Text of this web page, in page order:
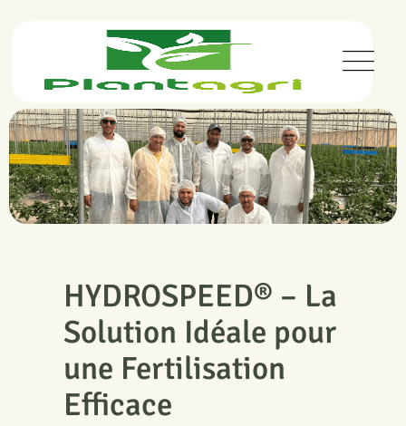
HYDROSPEED® – La
Solution Idéale pour
une Fertilisation
Efficace